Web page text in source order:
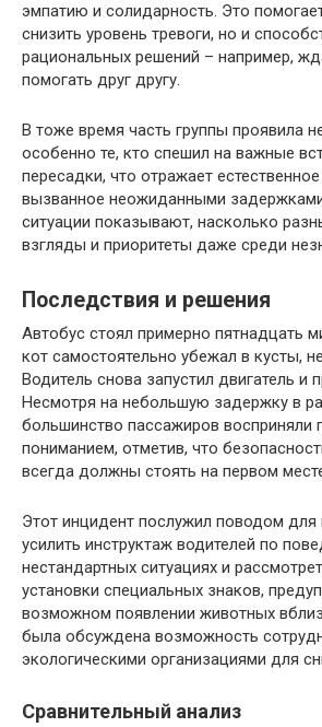
эмпатию и солидарность. Это
снизить уровень тревоги, но и
рациональных решений – например,
помогать друг другу.
В тоже время часть группы проявила
особенно те, кто спешил на важные
пересадки, что отражает
вызванное неожиданными задержками
ситуации показывают, насколько
взгляды и приоритеты даже среди
Последствия и решения
Автобус стоял примерно пятнадцать
кот самостоятельно убежал в кусты,
Водитель снова запустил двигатель и
Несмотря на небольшую задержку в
большинство пассажиров
пониманием, отметив, что
всегда должны стоять на первом
Этот инцидент послужил поводом для
усилить инструктаж водителей по
нестандартных ситуациях и
установки специальных знаков,
возможном появлении животных
была обсуждена возможность
экологическими организациями для
Сравнительный анализ